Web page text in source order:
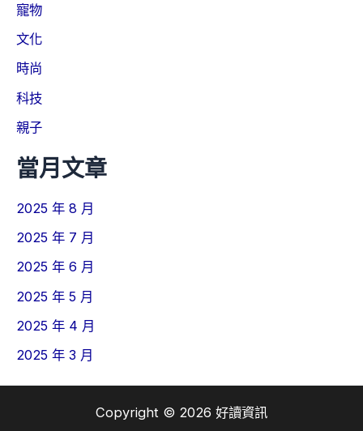
寵物
文化
時尚
科技
親子
當月文章
2025 年 8 月
2025 年 7 月
2025 年 6 月
2025 年 5 月
2025 年 4 月
2025 年 3 月
Copyright © 2026 好讀資訊